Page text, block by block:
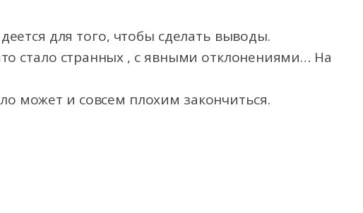
для того, чтобы сделать выводы.
стало странных , с явными отклонениями… На
может и совсем плохим закончиться.